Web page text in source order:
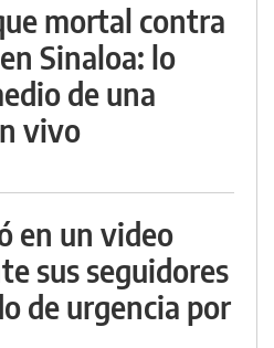
mortal contra
Sinaloa: lo
de una
vivo
en un video
sus seguidores
de urgencia por